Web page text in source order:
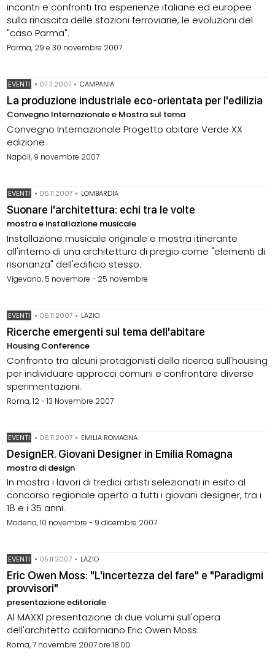
incontri e confronti tra esperienze italiane ed europee
sulla rinascita delle stazioni ferroviarie, le evoluzioni del
"caso Parma".
Parma, 29 e 30 novembre 2007
EVENTI • 07.11.2007 • CAMPANIA
La produzione industriale eco-orientata per l'edilizia
Convegno Internazionale e Mostra sul tema
Convegno Internazionale Progetto abitare Verde XX
edizione
Napoli, 9 novembre 2007
EVENTI • 06.11.2007 • LOMBARDIA
Suonare l'architettura: echi tra le volte
mostra e installazione musicale
Installazione musicale originale e mostra itinerante
all'interno di una architettura di pregio come "elementi di
risonanza" dell'edificio stesso.
Vigevano, 5 novembre - 25 novembre
EVENTI • 06.11.2007 • LAZIO
Ricerche emergenti sul tema dell'abitare
Housing Conference
Confronto tra alcuni protagonisti della ricerca sull'housing
per individuare approcci comuni e confrontare diverse
sperimentazioni.
Roma, 12 - 13 Novembre 2007
EVENTI • 06.11.2007 • EMILIA ROMAGNA
DesignER. Giovani Designer in Emilia Romagna
mostra di design
In mostra i lavori di tredici artisti selezionati in esito al
concorso regionale aperto a tutti i giovani designer, tra i
18 e i 35 anni.
Modena, 10 novembre - 9 dicembre 2007
EVENTI • 05.11.2007 • LAZIO
Eric Owen Moss: "L'incertezza del fare" e "Paradigmi
provvisori"
presentazione editoriale
Al MAXXI presentazione di due volumi sull'opera
dell'architetto californiano Eric Owen Moss.
Roma, 7 novembre 2007 ore 18.00